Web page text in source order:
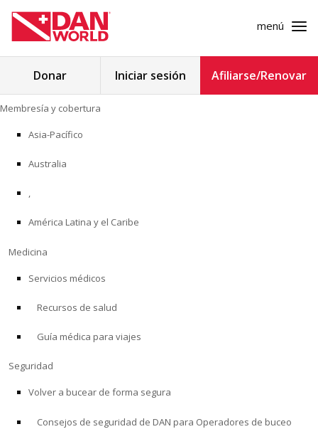
al
contenido
menú
Tienda
Alert Diver
MEMBRESÍA Y COBERTURA
SEGURIDAD
INVESTIGACIÓN
PROGRAMAS PROFESIONALES
Donar Iniciar sesión Afiliarse/Renovar
Membresía y cobertura
Asia-Pacífico
Australia
,
América Latina y el Caribe
Medicina
Servicios médicos
Recursos de salud
Guía médica para viajes
Seguridad
Volver a bucear de forma segura
Consejos de seguridad de DAN para Operadores de buceo